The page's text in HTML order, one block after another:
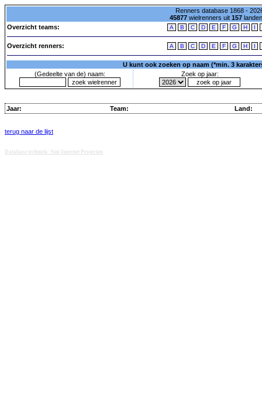
Renners database 1868 -
45877wielrenners uit 157
Overzicht teams:
A B C D E F G H I
Overzicht renners: A B C D E F G H I
U kunt ook zoeken op naam (*min. 3
(Gedeelte van de) naam:
Zoek op jaar:
Jaar: Team: Land:
terug naar de lijst
Database techniek: Sini Internet Projecten